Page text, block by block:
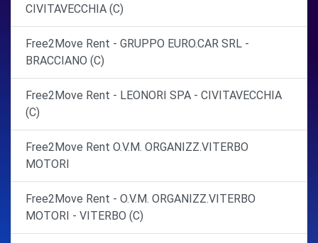
CIVITAVECCHIA (C)
Free2Move Rent - GRUPPO EURO.CAR SRL -
BRACCIANO (C)
Free2Move Rent - LEONORI SPA - CIVITAVECCHIA
(C)
Free2Move Rent O.V.M. ORGANIZZ.VITERBO
MOTORI
Free2Move Rent - O.V.M. ORGANIZZ.VITERBO
MOTORI - VITERBO (C)